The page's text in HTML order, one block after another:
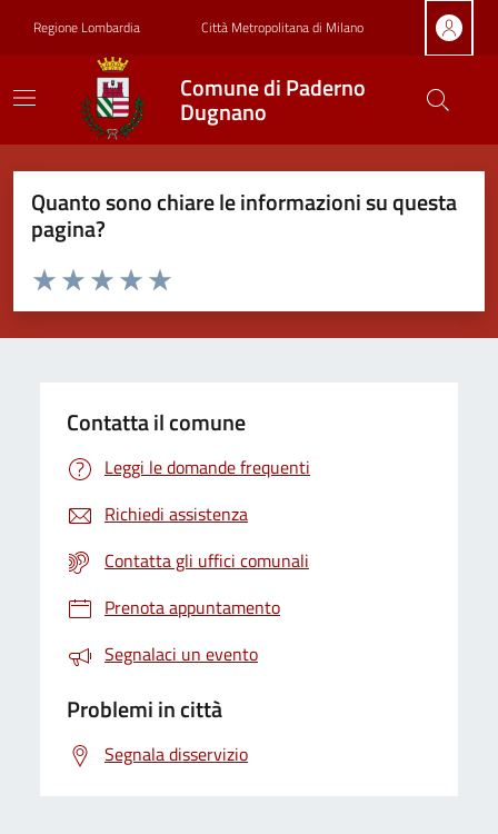
Regione Lombardia Città Metropolitana di Milano
Comune di Paderno
Dugnano
Quanto sono chiare le informazioni su questa
pagina?
Valuta da 1 a 5 stelle la pagina
Valuta 5 stelle su 5
Valuta 4 stelle su 5
Valuta 3 stelle su 5
Valuta 2 stelle su 5
Valuta 1 stelle su 5
Contatta il comune
Leggi le domande frequenti
Richiedi assistenza
Contatta gli uffici comunali
Prenota appuntamento
Segnalaci un evento
Problemi in città
Segnala disservizio